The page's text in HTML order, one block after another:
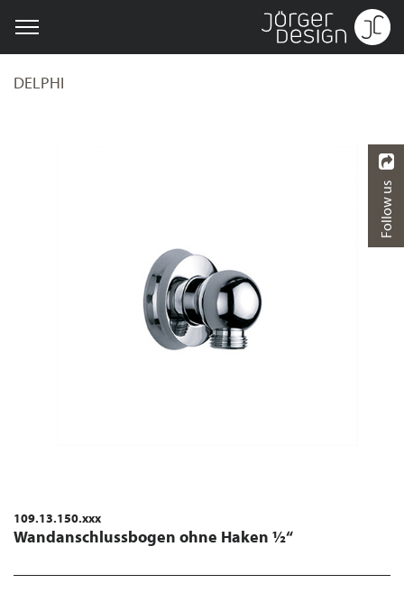
DELPHI
109.13.150.xxx
Wandanschlussbogen ohne Haken ½“
Follow us